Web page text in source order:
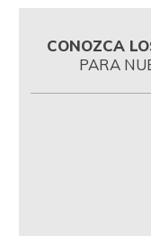
CONOZCA
PARA